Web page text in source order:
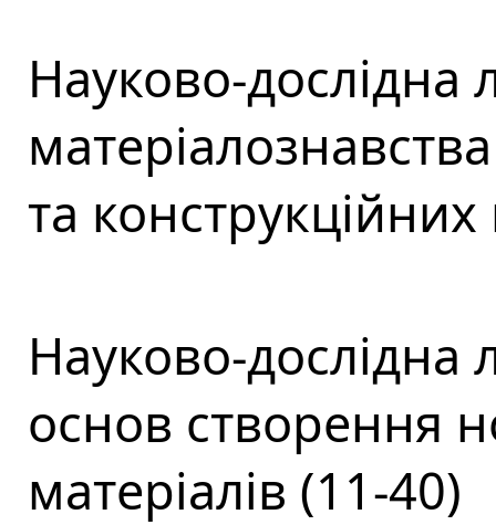
Науково-дослідна
та конструкційних
Науково-дослідна
основ створення
матеріалів (11-40)